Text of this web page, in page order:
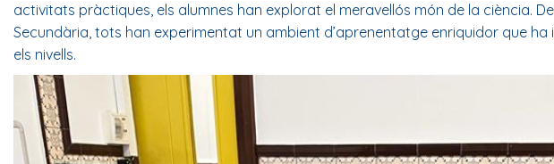
activitats pràctiques, els alumnes han explorat el meravellós món de la ciència.
Secundària, tots han experimentat un ambient d’aprenentatge enriquidor que
els nivells.